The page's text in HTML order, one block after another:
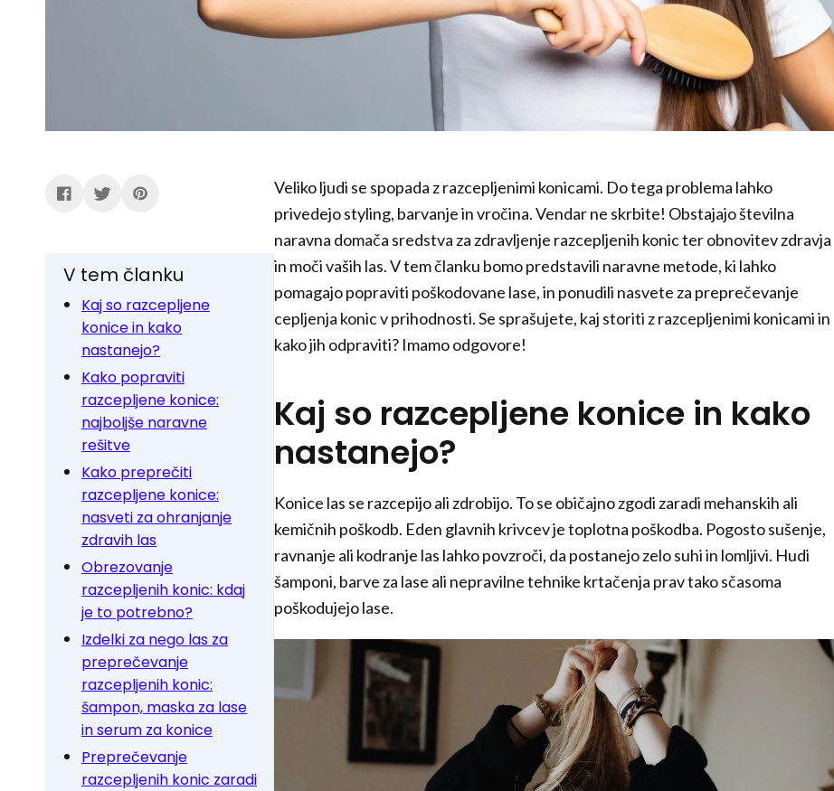
V tem članku
Kaj so razcepljene
konice in kako
nastanejo?
Kako popraviti
razcepljene konice:
najboljše naravne
rešitve
Kako preprečiti
razcepljene konice:
nasveti za ohranjanje
zdravih las
Obrezovanje
razcepljenih konic: kdaj
je to potrebno?
Izdelki za nego las za
preprečevanje
razcepljenih konic:
šampon, maska za lase
in serum za konice
Preprečevanje
razcepljenih konic zaradi
Veliko ljudi se spopada z razcepljenimi konicami. Do tega problema lahko
privedejo styling, barvanje in vročina. Vendar ne skrbite! Obstajajo številna
naravna domača sredstva za zdravljenje razcepljenih konic ter obnovitev zdravja
in moči vaših las. V tem članku bomo predstavili naravne metode, ki lahko
pomagajo popraviti poškodovane lase, in ponudili nasvete za preprečevanje
cepljenja konic v prihodnosti. Se sprašujete, kaj storiti z razcepljenimi konicami in
kako jih odpraviti? Imamo odgovore!
Kaj so razcepljene konice in kako
nastanejo?
Konice las se razcepijo ali zdrobijo. To se običajno zgodi zaradi mehanskih ali
kemičnih poškodb. Eden glavnih krivcev je toplotna poškodba. Pogosto sušenje,
ravnanje ali kodranje las lahko povzroči, da postanejo zelo suhi in lomljivi. Hudi
šamponi, barve za lase ali nepravilne tehnike krtačenja prav tako sčasoma
poškodujejo lase.